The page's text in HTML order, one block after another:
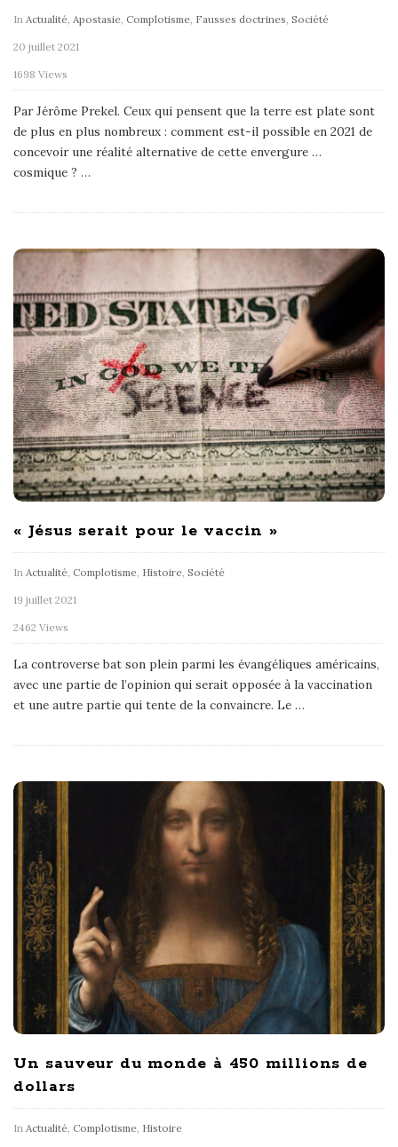
In Actualité Apostasie Complotisme Fausses doctrines Société
20 juillet 2021
1698 Views
Par Jérôme Prekel. Ceux qui pensent que la terre est plate sont
de plus en plus nombreux : comment est-il possible en 2021 de
concevoir une réalité alternative de cette envergure …
cosmique ? …
« Jésus serait pour le vaccin »
In Actualité Complotisme Histoire Société
19 juillet 2021
2462 Views
La controverse bat son plein parmi les évangéliques américains,
avec une partie de l’opinion qui serait opposée à la vaccination
et une autre partie qui tente de la convaincre. Le …
Un sauveur du monde à 450 millions de
dollars
In Actualité Complotisme Histoire